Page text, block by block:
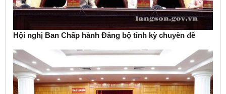
Hội nghị Ban Chấp hành Đảng bộ tỉnh kỳ chuyên đề